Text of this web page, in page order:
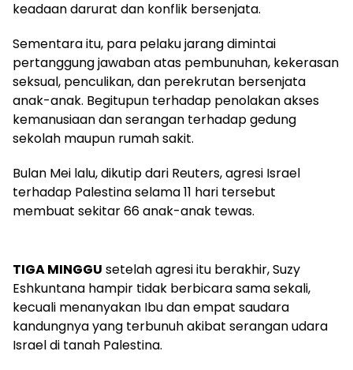
keadaan darurat dan konflik bersenjata.
Sementara itu, para pelaku jarang dimintai
pertanggung jawaban atas pembunuhan, kekerasan
seksual, penculikan, dan perekrutan bersenjata
anak-anak. Begitupun terhadap penolakan akses
kemanusiaan dan serangan terhadap gedung
sekolah maupun rumah sakit.
Bulan Mei lalu, dikutip dari Reuters, agresi Israel
terhadap Palestina selama 11 hari tersebut
membuat sekitar 66 anak-anak tewas.
TIGA MINGGU setelah agresi itu berakhir, Suzy
Eshkuntana hampir tidak berbicara sama sekali,
kecuali menanyakan Ibu dan empat saudara
kandungnya yang terbunuh akibat serangan udara
Israel di tanah Palestina.